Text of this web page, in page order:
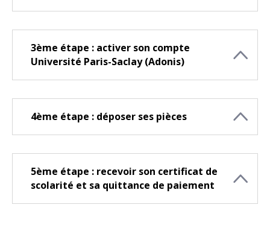
3ème étape : activer son compte
Université Paris-Saclay (Adonis)
4ème étape : déposer ses pièces
5ème étape : recevoir son certificat de
scolarité et sa quittance de paiement